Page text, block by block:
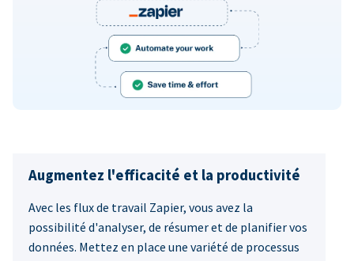
Augmentez l'efficacité et la productivité
Avec les flux de travail Zapier, vous avez la
possibilité d'analyser, de résumer et de planifier vos
données. Mettez en place une variété de processus